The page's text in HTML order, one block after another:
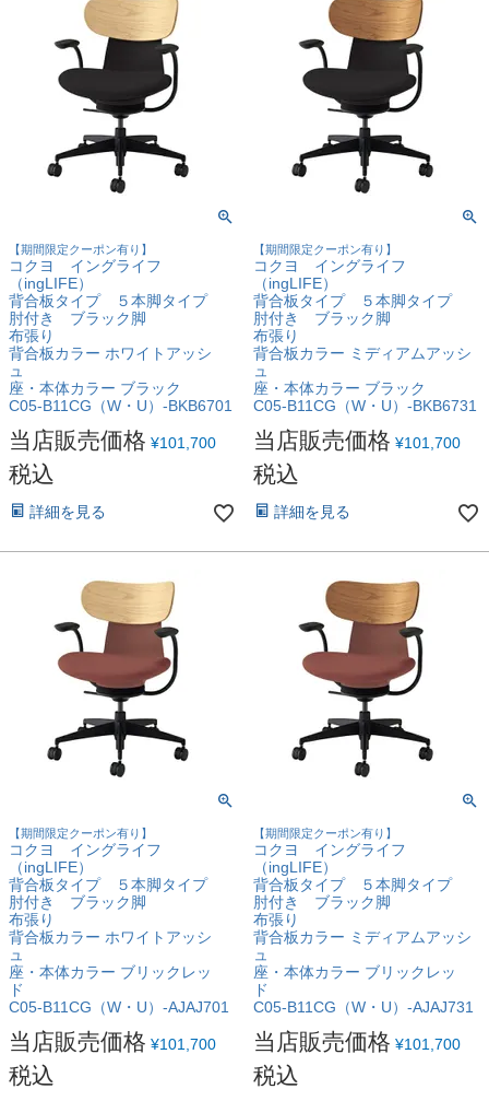
【期間限定クーポン有り】
コクヨ イングライフ
（ingLIFE）
背合板タイプ ５本脚タイプ
肘付き ブラック脚
布張り
背合板カラー ホワイトアッシ
ュ
座・本体カラー ブラック
C05-B11CG（W・U）-BKB6701
当店販売価格 ¥101,700
税込
詳細を見る
【期間限定クーポン有り】
コクヨ イングライフ
（ingLIFE）
背合板タイプ ５本脚タイプ
肘付き ブラック脚
布張り
背合板カラー ミディアムアッシ
ュ
座・本体カラー ブラック
C05-B11CG（W・U）-BKB6731
当店販売価格 ¥101,700
税込
詳細を見る
【期間限定クーポン有り】
コクヨ イングライフ
（ingLIFE）
背合板タイプ ５本脚タイプ
肘付き ブラック脚
布張り
背合板カラー ホワイトアッシ
ュ
座・本体カラー ブリックレッ
ド
C05-B11CG（W・U）-AJAJ701
当店販売価格 ¥101,700
税込
【期間限定クーポン有り】
コクヨ イングライフ
（ingLIFE）
背合板タイプ ５本脚タイプ
肘付き ブラック脚
布張り
背合板カラー ミディアムアッシ
ュ
座・本体カラー ブリックレッ
ド
C05-B11CG（W・U）-AJAJ731
当店販売価格 ¥101,700
税込